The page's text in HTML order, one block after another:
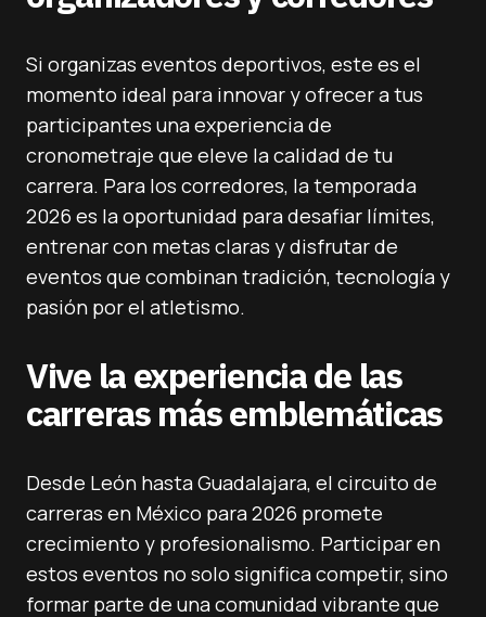
Si organizas eventos deportivos, este es el
momento ideal para innovar y ofrecer a tus
participantes una experiencia de
cronometraje que eleve la calidad de tu
carrera. Para los corredores, la temporada
2026 es la oportunidad para desafiar límites,
entrenar con metas claras y disfrutar de
eventos que combinan tradición, tecnología y
pasión por el atletismo.
Vive la experiencia de las
carreras más emblemáticas
Desde León hasta Guadalajara, el circuito de
carreras en México para 2026 promete
crecimiento y profesionalismo. Participar en
estos eventos no solo significa competir, sino
formar parte de una comunidad vibrante que